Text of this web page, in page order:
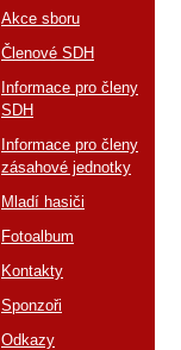
Akce sboru
Členové SDH
Informace pro členy
SDH
Informace pro členy
zásahové jednotky
Mladí hasiči
Fotoalbum
Kontakty
Sponzoři
Odkazy